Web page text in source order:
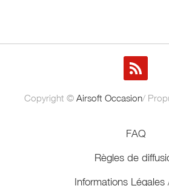
Copyright © Airsoft Occasion/
FAQ
Règles de
Informations Légales